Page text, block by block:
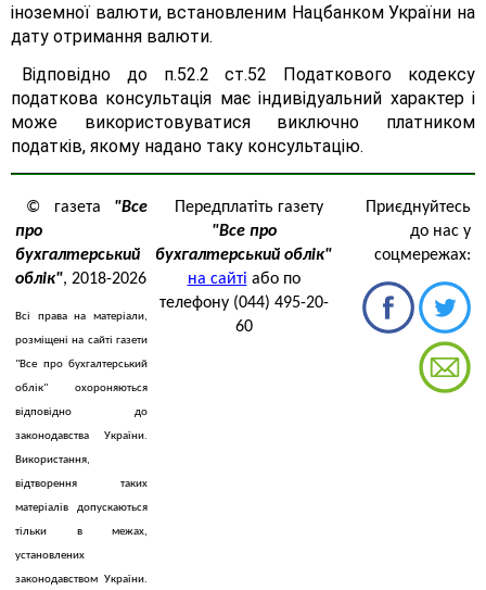
іноземної валюти, встановленим Нацбанком України на
дату отримання валюти.
Відповідно до п.52.2 ст.52 Податкового кодексу
податкова консультація має індивідуальний характер і
може використовуватися виключно платником
податків, якому надано таку консультацію.
© газета "Все
про
бухгалтерський
облік", 2018-2026
Всі права на матеріали,
розміщені на сайті газети
"Все про бухгалтерський
облік" охороняються
відповідно до
законодавства України.
Використання,
відтворення таких
матеріалів допускаються
тільки в межах,
установлених
законодавством України.
Передплатіть газету
"Все про
бухгалтерський облік"
на сайті або по
телефону (044) 495-20-
60
Приєднуйтесь
до нас у
соцмережах: